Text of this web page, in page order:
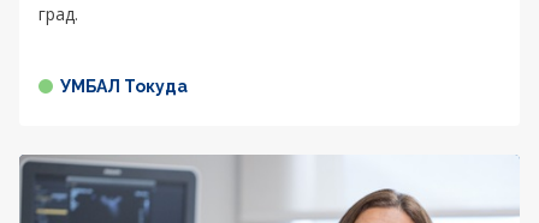
град.
УМБАЛ Токуда